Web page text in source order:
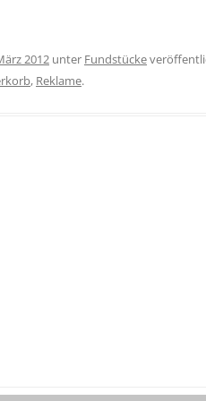
2012 unter Fundstücke
, Reklame.